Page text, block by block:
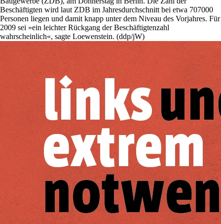
Beschäftigten wird laut ZDB im Jahresdurchschnitt bei etwa 707000
Personen liegen und damit knapp unter dem Niveau des Vorjahres. Für
2009 sei »ein leichter Rückgang der Beschäftigtenzahl
wahrscheinlich«, sagte Loewenstein. (ddp/jW)